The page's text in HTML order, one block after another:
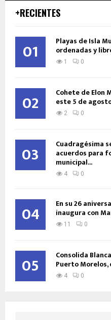
+RECIENTES
01 Playas de Isla
ordenadas y
1 0
02 Cohete de Elon
este 5 de
2 0
03 Cuadragésima
acuerdos para
municipal...
4 0
04 En su 26
inaugura con
11 0
05 Consolida
Puerto Morelos,
4 0